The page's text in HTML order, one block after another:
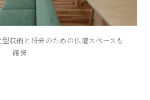
収納と将来のための仏壇スペースも
確保